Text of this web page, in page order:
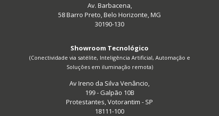
Av. Barbacena,
58 Barro Preto, Belo Horizonte, MG
30190-130
Showroom Tecnológico
(Conectividade via satélite, Inteligência Artificial, Automação e
Soluções em iluminação remota)
Av Ireno da Silva Venâncio,
199 - Galpão 10B
Protestantes, Votorantim - SP
18111-100